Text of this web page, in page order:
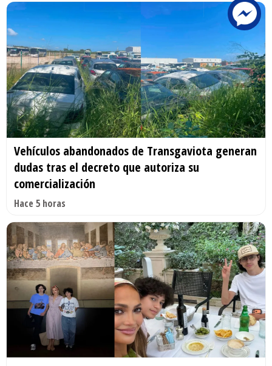
Vehículos abandonados de Transgaviota generan
dudas tras el decreto que autoriza su
comercialización
Hace 5 horas